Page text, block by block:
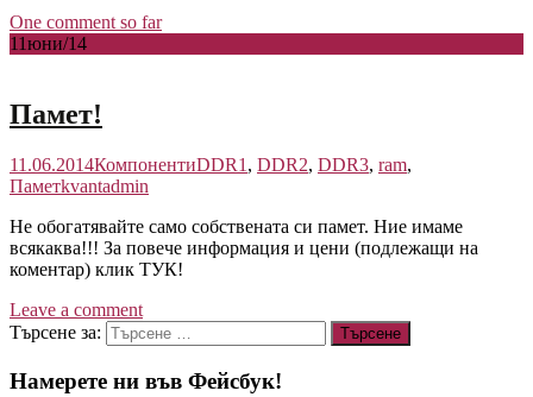
One comment so far
11юни/14
Памет!
11.06.2014КомпонентиDDR1 , DDR2, DDR3, ram,
Паметkvantadmin
Не обогатявайте само собствената си памет. Ние имаме
всякаква!!! За повече информация и цени (подлежащи на
коментар) клик ТУК!
Leave a comment
Търсене за:
Намерете ни във Фейсбук!